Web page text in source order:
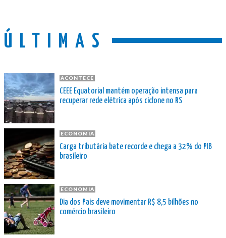
ÚLTIMAS
ACONTECE
CEEE Equatorial mantém operação intensa para
recuperar rede elétrica após ciclone no RS
ECONOMIA
Carga tributária bate recorde e chega a 32% do PIB
brasileiro
ECONOMIA
Dia dos Pais deve movimentar R$ 8,5 bilhões no
comércio brasileiro